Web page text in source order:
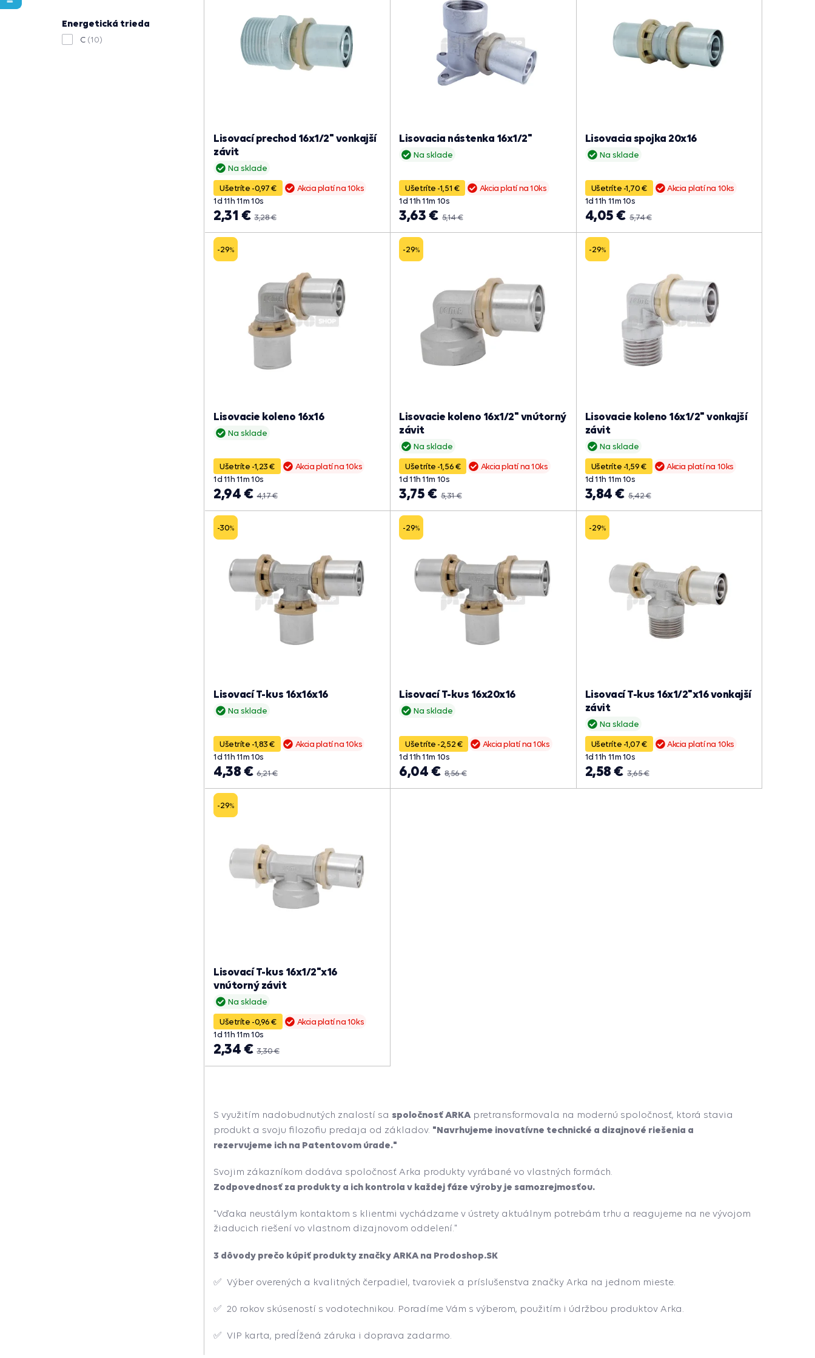
Energetická trieda
C (10)
Na sklade
Lisovací prechod 16x1/2" vonkajší
závit
Ušetríte -0,97 €
Akcia platí na 10ks
1d11h11m09s
3,28 €
2,31 €
Na sklade
Lisovacia nástenka 16x1/2"
Ušetríte -1,51 €
Akcia platí na 10ks
1d11h 11m 09s
5,14 €
3,63 €
Na sklade
Lisovacia spojka 20x16
Ušetríte -1,70 €
Akcia platí na 10ks
1d 11h 11m09s
5,74 €
4,05 €
-29%
Na sklade
Lisovacie koleno 16x16
Ušetríte -1,23 €
Akcia platí na 10ks
1d11h11m09s
4,17 €
2,94 €
-29%
Na sklade
Lisovacie koleno 16x1/2" vnútorný
závit
Ušetríte -1,56 €
Akcia platí na 10ks
1d11h 11m 09s
5,31 €
3,75 €
-29%
Na sklade
Lisovacie koleno 16x1/2" vonkajší
závit
Ušetríte -1,59 €
Akcia platí na 10ks
1d 11h 11m09s
5,42 €
3,84 €
-30%
Na sklade
Lisovací T-kus 16x16x16
Ušetríte -1,83 €
Akcia platí na 10ks
1d11h11m09s
6,21 €
4,38 €
-29%
Na sklade
Lisovací T-kus 16x20x16
Ušetríte -2,52 €
Akcia platí na 10ks
1d11h 11m 09s
8,56 €
6,04 €
-29%
Na sklade
Lisovací T-kus 16x1/2"x16 vonkajší
závit
Ušetríte -1,07 €
Akcia platí na 10ks
1d 11h 11m09s
3,65 €
2,58 €
-29%
Na sklade
Lisovací T-kus 16x1/2"x16
vnútorný závit
Ušetríte -0,96 €
Akcia platí na 10ks
1d11h11m09s
3,30 €
2,34 €
S využitím nadobudnutých znalostí sa spoločnosť ARKA pretransformovala na modernú spoločnosť, ktorá stavia
produkt a svoju filozofiu predaja od základov. "Navrhujeme inovatívne technické a dizajnové riešenia a
rezervujeme ich na Patentovom úrade."
Svojim zákazníkom dodáva spoločnosť Arka produkty vyrábané vo vlastných formách.
Zodpovednosť za produkty a ich kontrola v každej fáze výroby je samozrejmosťou.
"Vďaka neustálym kontaktom s klientmi vychádzame v ústrety aktuálnym potrebám trhu a reagujeme na ne vývojom
žiaducich riešení vo vlastnom dizajnovom oddelení."
3 dôvody prečo kúpiť produkty značky ARKA na Prodoshop.SK
✅ Výber overených a kvalitných čerpadiel, tvaroviek a príslušenstva značky Arka na jednom mieste.
✅ 20 rokov skúseností s vodotechnikou. Poradíme Vám s výberom, použitím i údržbou produktov Arka.
✅ VIP karta, predĺžená záruka i doprava zadarmo.